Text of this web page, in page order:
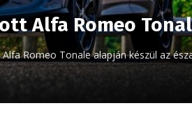
Alfa Romeo
Romeo Tonale alapján készül az